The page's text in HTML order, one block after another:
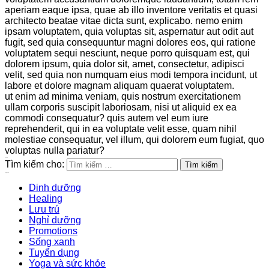
aperiam eaque ipsa, quae ab illo inventore veritatis et quasi
architecto beatae vitae dicta sunt, explicabo. nemo enim
ipsam voluptatem, quia voluptas sit, aspernatur aut odit aut
fugit, sed quia consequuntur magni dolores eos, qui ratione
voluptatem sequi nesciunt, neque porro quisquam est, qui
dolorem ipsum, quia dolor sit, amet, consectetur, adipisci
velit, sed quia non numquam eius modi tempora incidunt, ut
labore et dolore magnam aliquam quaerat voluptatem.
ut enim ad minima veniam, quis nostrum exercitationem
ullam corporis suscipit laboriosam, nisi ut aliquid ex ea
commodi consequatur? quis autem vel eum iure
reprehenderit, qui in ea voluptate velit esse, quam nihil
molestiae consequatur, vel illum, qui dolorem eum fugiat, quo
voluptas nulla pariatur?
Tìm kiếm cho:
Dinh dưỡng
Healing
Lưu trú
Nghỉ dưỡng
Promotions
Sống xanh
Tuyển dụng
Yoga và sức khỏe